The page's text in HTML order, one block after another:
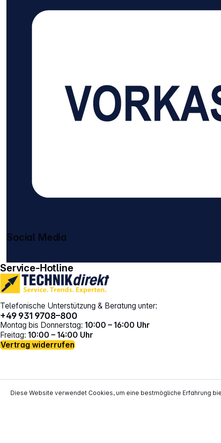
Service-Hotline
Telefonische Unterstützung & Beratung unter:
+49 931 9708–800
Montag bis Donnerstag: 10:00 – 16:00 Uhr
Freitag: 10:00 – 14:00 Uhr
Vertrag widerrufen
Social Media
Diese Website verwendet Cookies, um eine bestmögliche Erfahrung